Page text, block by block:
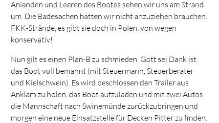
Anlanden und Leeren des Bootes sehen wir uns am Strand
um. Die Badesachen hätten wir nicht anzuziehen brauchen.
FKK-Strände, es gibt sie doch in Polen, von wegen
konservativ!
Nun gilt es einen Plan-B zu schmieden. Gott sei Dank ist
das Boot voll bemannt (mit Steuermann, Steuerberater
und Kielschwein). Es wird beschlossen den Trailer aus
Anklam zu holen, das Boot aufzuladen und mit zwei Autos
die Mannschaft nach Swinemünde zurückzubringen und
morgen eine neue Einsatzstelle für Decken Pitter zu finden.